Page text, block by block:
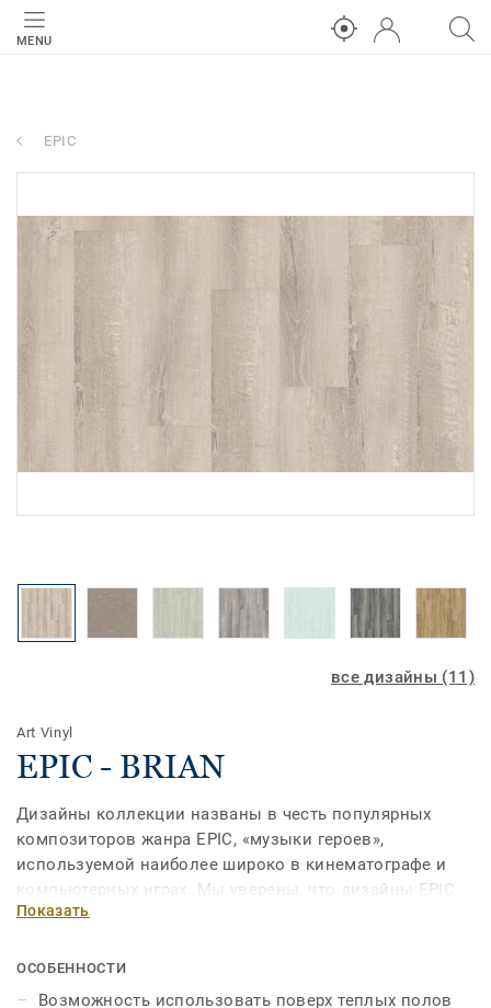
MENU
EPIC
все дизайны (11)
Art Vinyl
EPIC - BRIAN
Дизайны коллекции названы в честь популярных
композиторов жанра EPIC, «музыки героев»,
используемой наиболее широко в кинематографе и
компьютерных играх. Мы уверены, что дизайны EPIC
станут блокбастерами Вашего интерьера, от которых
Показать
ОСОБЕННОСТИ
Возможность использовать поверх теплых полов